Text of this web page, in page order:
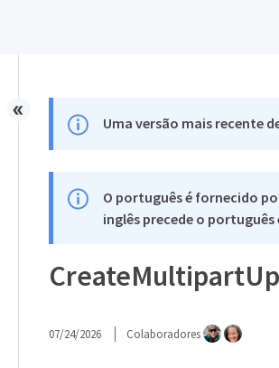
Uma versão mais recente
O português é fornecido
inglês precede o
07/24/2026 Colaboradores